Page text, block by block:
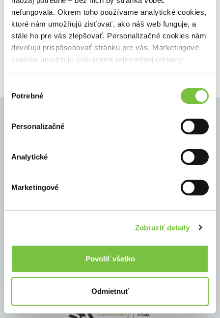
nefungovala. Okrem toho používame analytické cookies,
ktoré nám umožňujú zisťovať, ako náš web funguje, a
stále ho pre vás zlepšovať. Personalizačné cookies nám
dovoľujú prispôsobovať stránku pre vás. Marketingové
cookies umožňujú zobrazenie relevantnej reklamy.
Niektoré údaje zdieľame aj s tretími stranami. Veľmi by
cookies.
súhlasu
Potrebné
Personalizačné
Analytické
Marketingové
Zobraziť detaily
Povoliť všetko
Odmietnuť
🍌 Predobjednávka, vychádza 16. 9. 2026
23,90€ 19,12€ Do košíka